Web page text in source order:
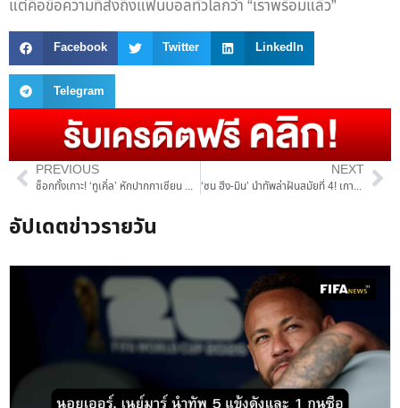
แต่คือข้อความที่ส่งถึงแฟนบอลทั่วโลกว่า “เราพร้อมแล้ว”
Facebook Twitter LinkedIn
Telegram
PREVIOUS
ช็อกทั้งเกาะ! ‘ทูเคิ่ล’ หักปากกาเซียน ตัดชื่อ ‘โฟเดน-พาลเมอร์’ พ้นทัพอังกฤษลุยบอลโลก 2026
NEXT
‘ซน ฮึง-มิน’ นำทัพล่าฝันสมัยที่ 4! เกาหลีใต้เปิดโผ 26 ขุนพลลุยบอลโลก 2026 พร้อมเช็กคิวเตะ
อัปเดตข่าวรายวัน